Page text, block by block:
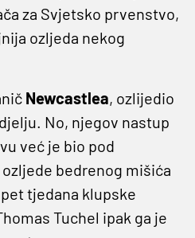
za Svjetsko prvenstvo,
ozljeda nekog
Newcastlea, ozlijedio
No, njegov nastup
već je bio pod
bedrenog mišića
tjedana klupske
Tuchel ipak ga je